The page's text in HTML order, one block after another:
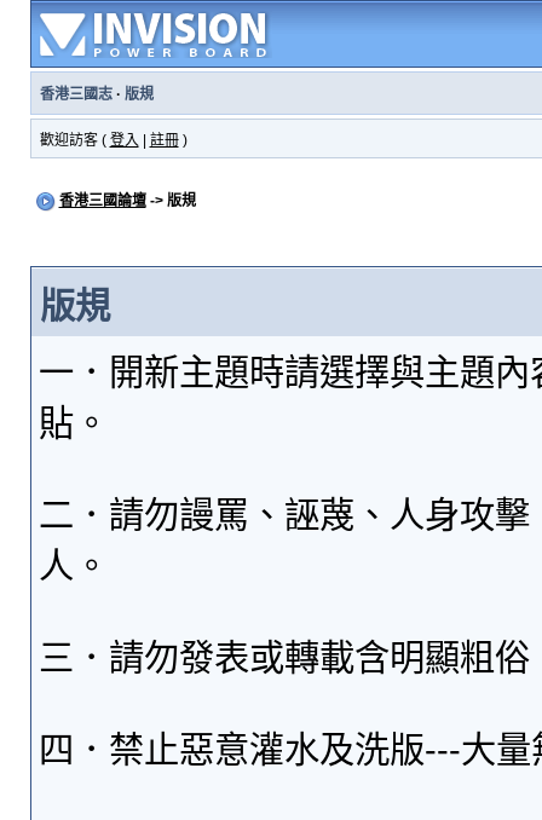
香港三國志· 版規
歡迎訪客 ( 登入 註冊)
香港三國論壇-> 版規
版規
一．開新主題時請選擇與主題
貼。
二．請勿謾罵、誣蔑、人身攻
人。
三．請勿發表或轉載含明顯粗
四．禁止惡意灌水及洗版---大